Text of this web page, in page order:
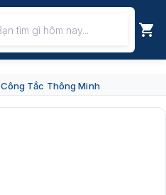
Công Tắc Thông Minh